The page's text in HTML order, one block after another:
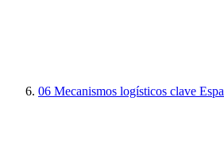
06 Mecanismos logísticos clave Espa